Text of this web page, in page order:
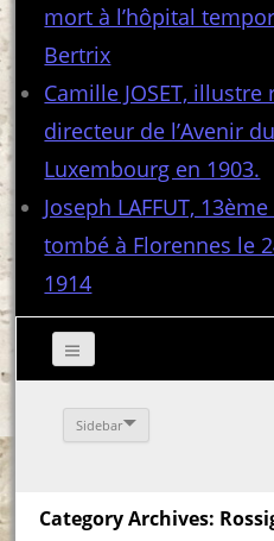
mort à l’hôpital
Bertrix
Camille JOSET, illustre
directeur de l’Avenir du
Luxembourg en 1903.
Joseph LAFFUT,
tombé à Florennes le
1914
Sidebar
Category Archives: